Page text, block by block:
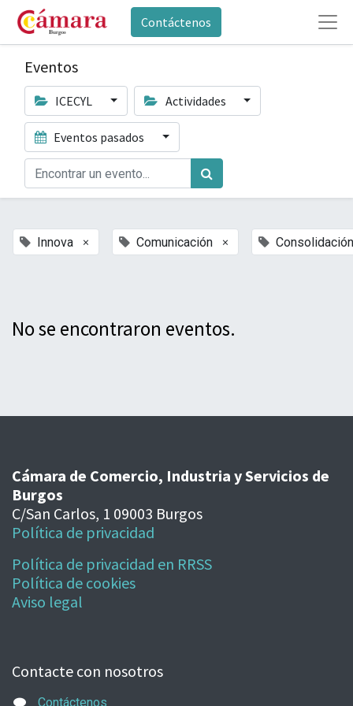
Contáctenos
Eventos
ICECYL Actividades
Eventos pasados
Innova × Comunicación × Consolidación
No se encontraron eventos.
Cámara de Comercio, Industria y Servicios de
Burgos
C/San Carlos, 1 09003 Burgos
Política de privacidad
Política de privacidad en RRSS
Política de cookies
Aviso legal
Contacte con nosotros
Contáctenos